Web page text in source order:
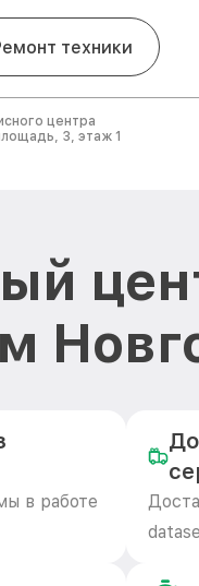
техники
центра
3, этаж 1
в работе